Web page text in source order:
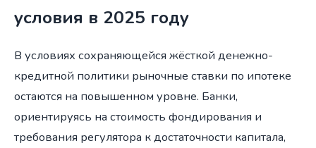
условия в 2025 году
В условиях сохраняющейся жёсткой денежно-
кредитной политики рыночные ставки по ипотеке
остаются на повышенном уровне. Банки,
ориентируясь на стоимость фондирования и
требования регулятора к достаточности капитала,